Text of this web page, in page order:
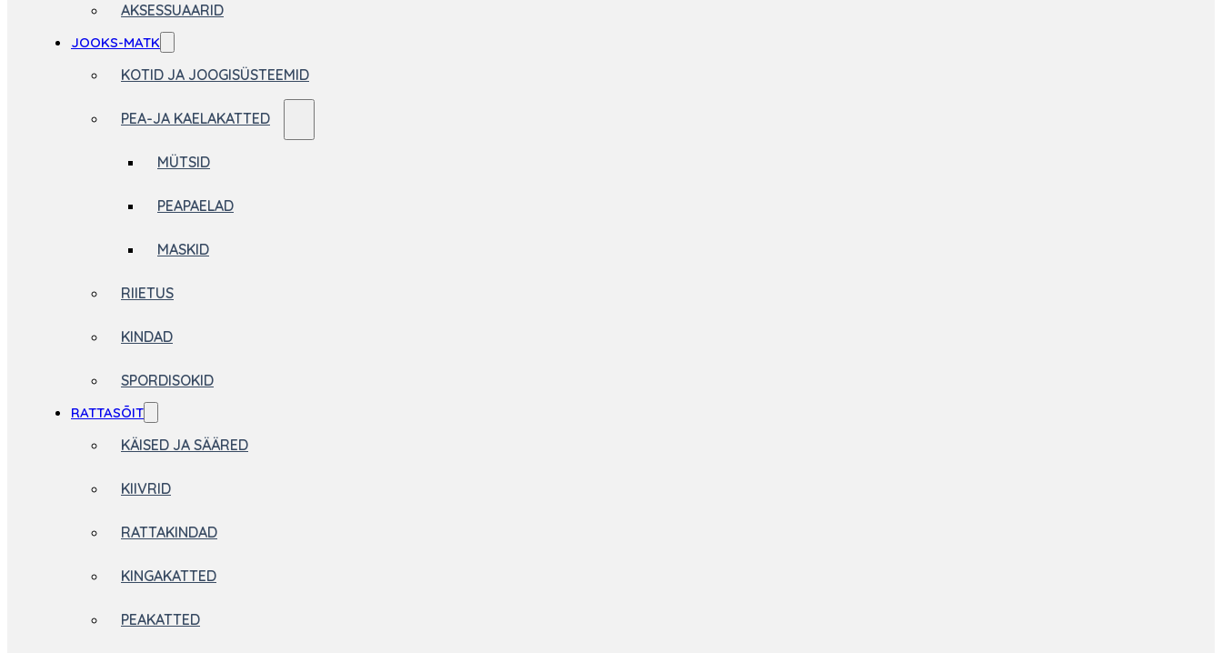
AKSESSUAARID
JOOKS-MATK
KOTID JA JOOGISÜSTEEMID
PEA-JA KAELAKATTED
MÜTSID
PEAPAELAD
MASKID
RIIETUS
KINDAD
SPORDISOKID
RATTASÕIT
KÄISED JA SÄÄRED
KIIVRID
RATTAKINDAD
KINGAKATTED
PEAKATTED